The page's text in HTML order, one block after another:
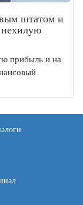
штатом и
прибыль и на